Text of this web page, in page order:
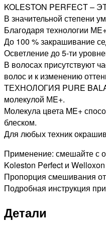
СТОЙКАЯ
КРАСКА
ДЛЯ
ВОЛОС
БАРХАТНОЕ
УТРО,
60мл
KOLESTON
В значительной степени
Благодаря технологии
До 100 % закрашивание
Осветление до 5-ти
В волосах присутствуют
волос и к изменению
ТЕХНОЛОГИЯ PURE
молекулой МE+.
Молекула цвета ME+
блеском.
Для любых техник
Применение: смешайте с
Koleston Perfect и
Пропорция смешивания
Подробная инструкция
Детали